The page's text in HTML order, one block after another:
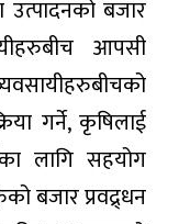
उत्पादनको बजार
आपसी
गर्ने, कृषिलाई
लागि सहयोग
बजार प्रवद्र्धन